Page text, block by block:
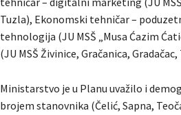
Tuzla), Ekonomski tehničar –
tehnologija (JU MSŠ „Musa Ćazim
(JU MSŠ Živinice, Gračanica, Gradačac,
Ministarstvo je u Planu uvažilo i
brojem stanovnika (Čelić, Sapna,